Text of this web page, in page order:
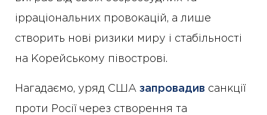
ірраціональних провокацій, а лише
створить нові ризики миру і стабільності
на Корейському півострові.
Нагадаємо, уряд США запровадив санкції
проти Росії через створення та